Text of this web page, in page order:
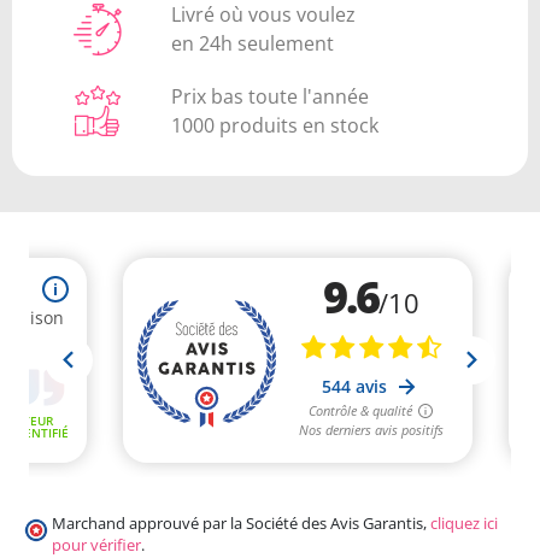
Livré où vous voulez
en 24h seulement
Prix bas toute l'année
1000 produits en stock
Marchand approuvé par la Société des Avis Garantis,cliquez ici
pour vérifier.